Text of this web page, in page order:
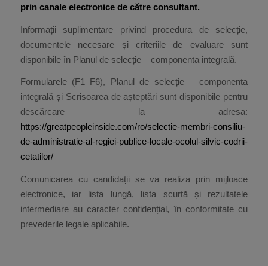
prin canale electronice de către consultant.
Informații suplimentare privind procedura de selecție,
documentele necesare și criteriile de evaluare sunt
disponibile în Planul de selecție – componenta integrală.
Formularele (F1–F6), Planul de selecție – componenta
integrală și Scrisoarea de așteptări sunt disponibile pentru
descărcare la adresa:
https://greatpeopleinside.com/ro/selectie-membri-consiliu-
de-administratie-al-regiei-publice-locale-ocolul-silvic-codrii-
cetatilor/
Comunicarea cu candidații se va realiza prin mijloace
electronice, iar lista lungă, lista scurtă și rezultatele
intermediare au caracter confidențial, în conformitate cu
prevederile legale aplicabile.